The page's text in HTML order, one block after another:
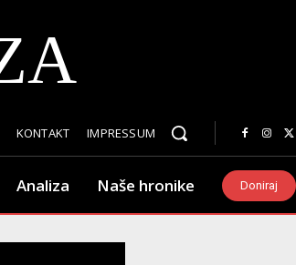
KONTAKT IMPRESSUM
Analiza Naše hronike Doniraj